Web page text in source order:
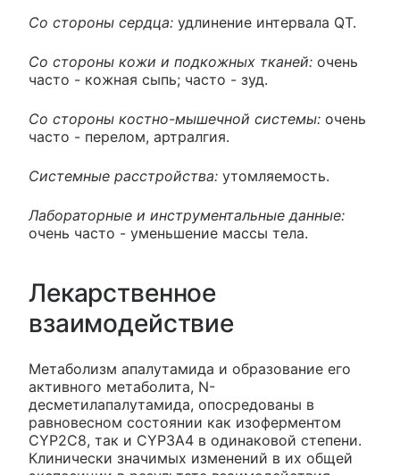
Со стороны сердца: удлинение интервала QT.
Со стороны кожи и подкожных тканей: очень
часто - кожная сыпь; часто - зуд.
Со стороны костно-мышечной системы: очень
часто - перелом, артралгия.
Системные расстройства: утомляемость.
Лабораторные и инструментальные данные:
очень часто - уменьшение массы тела.
Лекарственное
взаимодействие
Метаболизм апалутамида и образование его
активного метаболита, N-
десметилапалутамида, опосредованы в
равновесном состоянии как изоферментом
CYP2C8, так и CYP3A4 в одинаковой степени.
Клинически значимых изменений в их общей